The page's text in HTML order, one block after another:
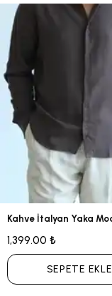
1,399.00 ₺
SEPETE EKLE